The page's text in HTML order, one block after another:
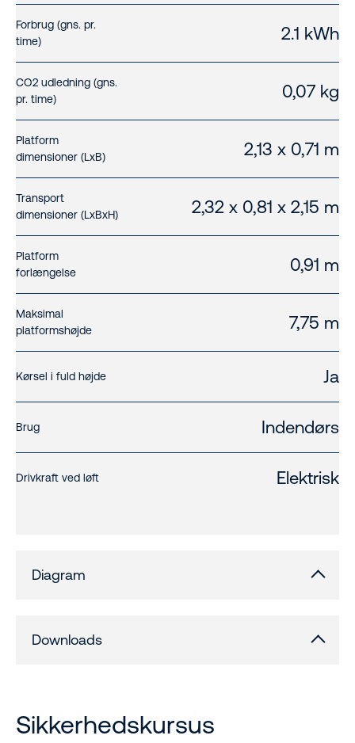
Forbrug (gns. pr.
time)
2.1 kWh
CO2 udledning (gns.
pr. time)
0,07 kg
Platform
dimensioner (LxB)
2,13 x 0,71 m
Transport
dimensioner (LxBxH)
2,32 x 0,81 x 2,15 m
Platform
forlængelse
0,91 m
Maksimal
platformshøjde
7,75 m
Kørsel i fuld højde Ja
Brug Indendørs
Drivkraft ved løft Elektrisk
Diagram
Downloads
Sikkerhedskursus